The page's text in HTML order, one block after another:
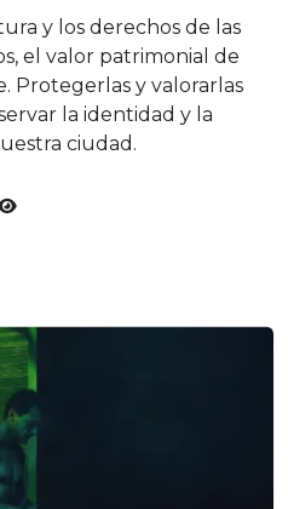
y los derechos de las
el valor patrimonial de
Protegerlas y valorarlas
la identidad y la
ciudad.